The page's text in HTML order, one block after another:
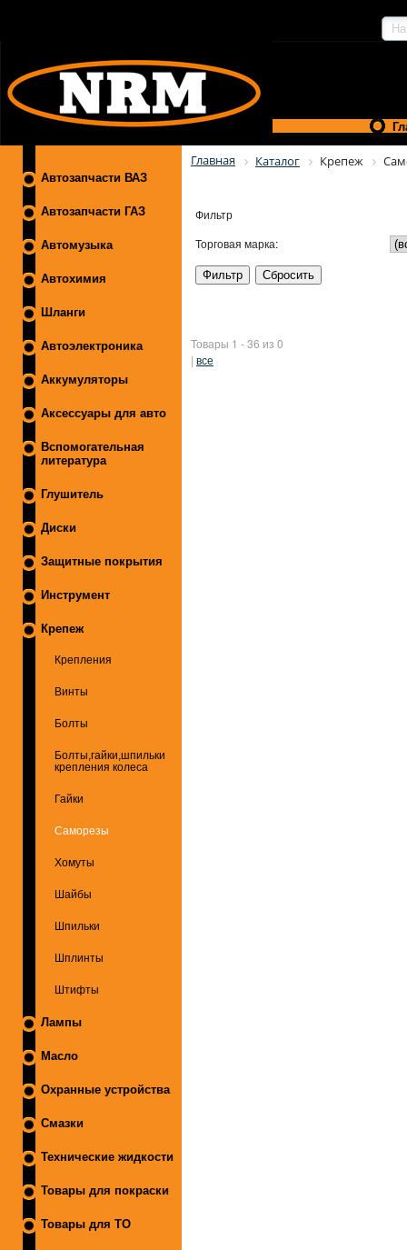
Автозапчасти ВАЗ
Автозапчасти ГАЗ
Автомузыка
Автохимия
Шланги
Автоэлектроника
Аккумуляторы
Аксессуары для авто
Вспомогательная
литература
Глушитель
Диски
Защитные покрытия
Инструмент
Крепеж
Крепления
Винты
Болты
Болты,гайки,шпильки
крепления колеса
Гайки
Саморезы
Хомуты
Шайбы
Шпильки
Шплинты
Штифты
Лампы
Масло
Охранные устройства
Смазки
Технические жидкости
Товары для покраски
Товары для ТО
Главная Каталог Крепеж
Фильтр
Торговая марка:
Товары 1 - 36 из 0
| все